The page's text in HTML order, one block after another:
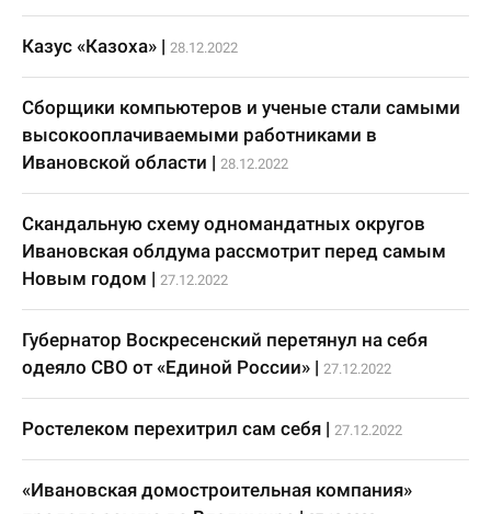
Казус «Казоха» | 28.12.2022
Сборщики компьютеров и ученые стали самыми
высокооплачиваемыми работниками в
Ивановской области | 28.12.2022
Скандальную схему одномандатных округов
Ивановская облдума рассмотрит перед самым
Новым годом | 27.12.2022
Губернатор Воскресенский перетянул на себя
одеяло СВО от «Единой России» | 27.12.2022
Ростелеком перехитрил сам себя | 27.12.2022
«Ивановская домостроительная компания»